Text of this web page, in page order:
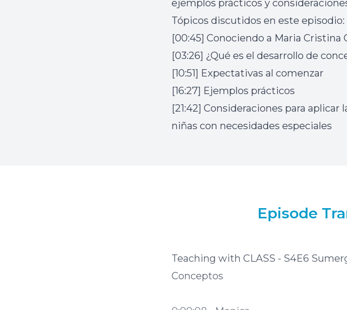
ejemplos prácticos y
Tópicos discutidos en este episodio:
[00:45] Conociendo a Maria Cristina
[03:26] ¿Qué es el desarrollo de
[10:51] Expectativas al comenzar
[16:27] Ejemplos prácticos
[21:42] Consideraciones para aplicar
niñas con necesidades especiales
Episode